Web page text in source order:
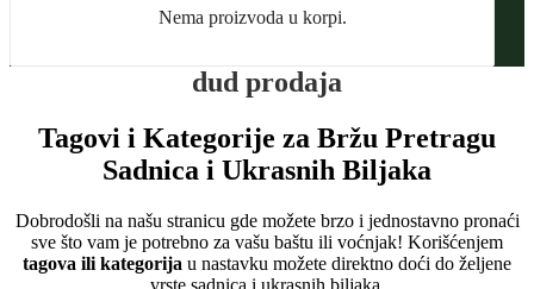
Nema proizvoda u korpi.
dud prodaja
Tagovi i Kategorije za Bržu Pretragu
Sadnica i Ukrasnih Biljaka
Dobrodošli na našu stranicu gde možete brzo i jednostavno pronaći
sve što vam je potrebno za vašu baštu ili voćnjak! Korišćenjem
tagova ili kategorija u nastavku možete direktno doći do željene
vrste sadnica i ukrasnih biljaka.